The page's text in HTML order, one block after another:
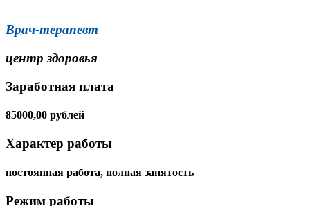
Врач-терапевт
центр здоровья
Заработная плата
85000,00 рублей
Характер работы
постоянная работа, полная занятость
Режим работы